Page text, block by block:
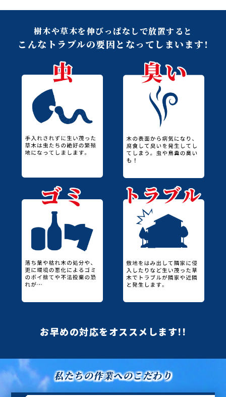
樹木や草木を伸びっぱなしで放置すると
こんなトラブルの要因となってしまいます!
お早めの対応をオススメします!!
私たちの作業へのこだわり